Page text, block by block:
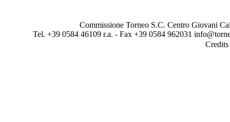
Commissione Torneo S.C. Centro Giovani
Tel. +39 0584 46109 r.a. - Fax +39 0584 962031
Credits